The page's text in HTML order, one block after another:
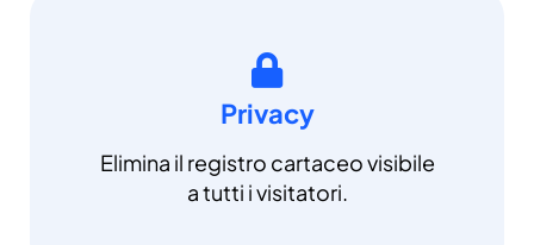
Privacy
Elimina il registro cartaceo visibile
a tutti i visitatori.